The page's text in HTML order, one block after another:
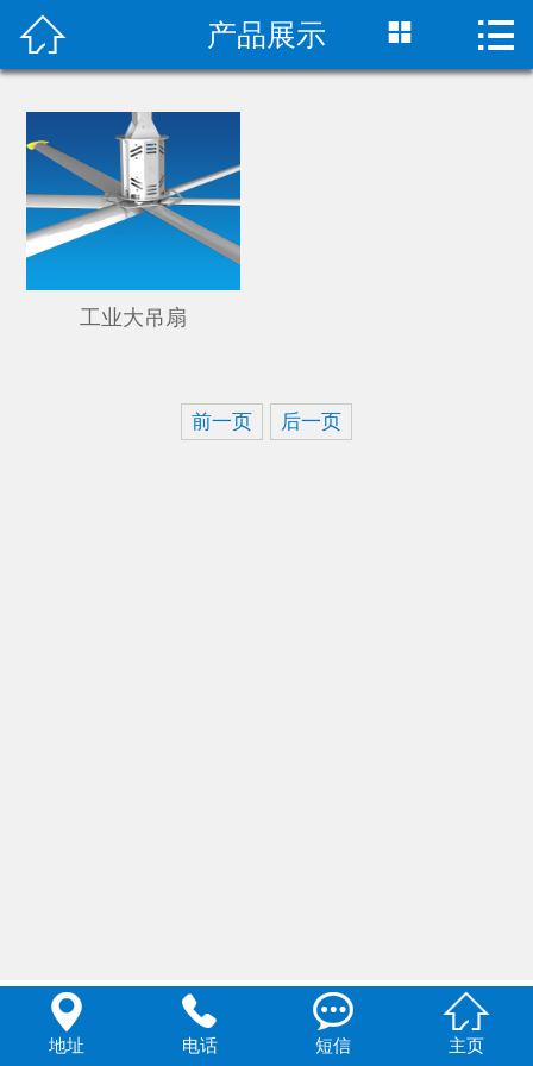
 首页
 产品展示  
工业大吊扇
前一页 后一页

地址

电话

短信

主页